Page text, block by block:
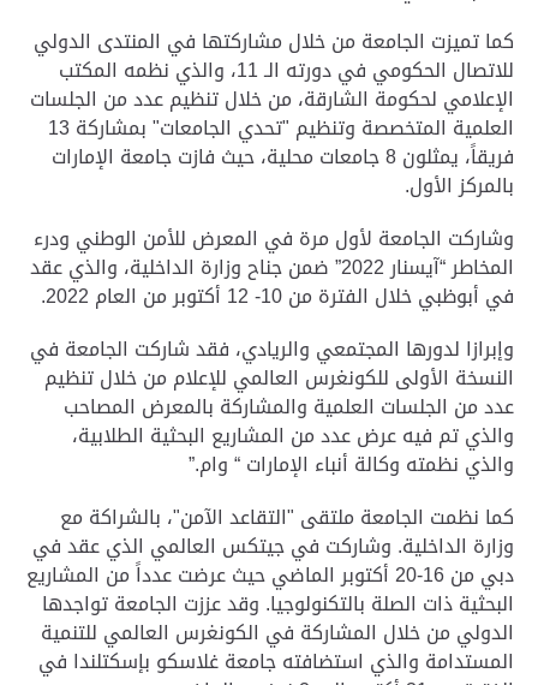
كما تميزت الجامعة من خلال مشاركتها في المنتدى الدولي
للاتصال الحكومي في دورته الـ 11، والذي نظمه المكتب
الإعلامي لحكومة الشارقة، من خلال تنظيم عدد من الجلسات
العلمية المتخصصة وتنظيم "تحدي الجامعات" بمشاركة 13
فريقاً، يمثلون 8 جامعات محلية، حيث فازت جامعة الإمارات
بالمركز الأول.
وشاركت الجامعة لأول مرة في المعرض للأمن الوطني ودرء
المخاطر “آيسنار 2022” ضمن جناح وزارة الداخلية، والذي عقد
في أبوظبي خلال الفترة من 10- 12 أكتوبر من العام 2022
.
وإبرازا لدورها المجتمعي والريادي، فقد شاركت الجامعة في
النسخة الأولى للكونغرس العالمي للإعلام من خلال تنظيم
عدد من الجلسات العلمية والمشاركة بالمعرض المصاحب
والذي تم فيه عرض عدد من المشاريع البحثية الطلابية،
والذي نظمته وكالة أنباء الإمارات “ وام”.
كما نظمت الجامعة ملتقى "التقاعد الآمن"، بالشراكة مع
وزارة الداخلية. وشاركت في جيتكس العالمي الذي عقد في
دبي من 16-20 أكتوبر الماضي حيث عرضت عدداً من المشاريع
البحثية ذات الصلة بالتكنولوجيا. وقد عززت الجامعة تواجدها
الدولي من خلال المشاركة في الكونغرس العالمي للتنمية
المستدامة والذي استضافته جامعة غلاسكو بإسكتلندا في